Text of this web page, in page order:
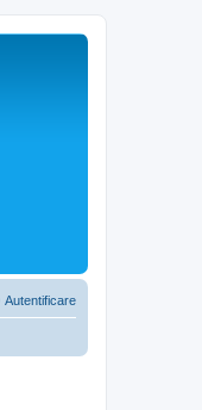
Autentificare